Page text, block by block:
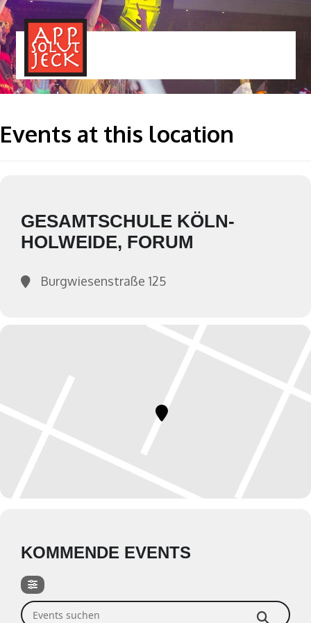
Events at this location
GESAMTSCHULE KÖLN-
HOLWEIDE, FORUM
Burgwiesenstraße 125
KOMMENDE EVENTS
Events suchen